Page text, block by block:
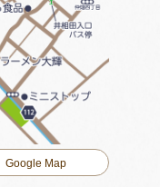
Google Map